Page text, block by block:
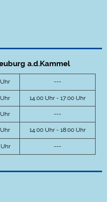
a.d.Kammel
---
14:00 Uhr - 17:00 Uhr
---
14:00 Uhr - 18:00 Uhr
---